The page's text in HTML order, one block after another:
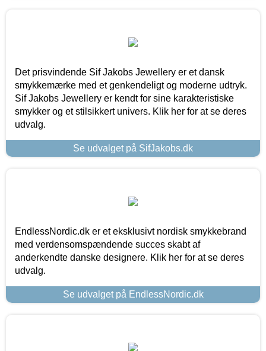
Det prisvindende Sif Jakobs Jewellery er et dansk
smykkemærke med et genkendeligt og moderne udtryk.
Sif Jakobs Jewellery er kendt for sine karakteristiske
smykker og et stilsikkert univers. Klik her for at se deres
udvalg.
Se udvalget på SifJakobs.dk
EndlessNordic.dk er et eksklusivt nordisk smykkebrand
med verdensomspændende succes skabt af
anderkendte danske designere. Klik her for at se deres
udvalg.
Se udvalget på EndlessNordic.dk